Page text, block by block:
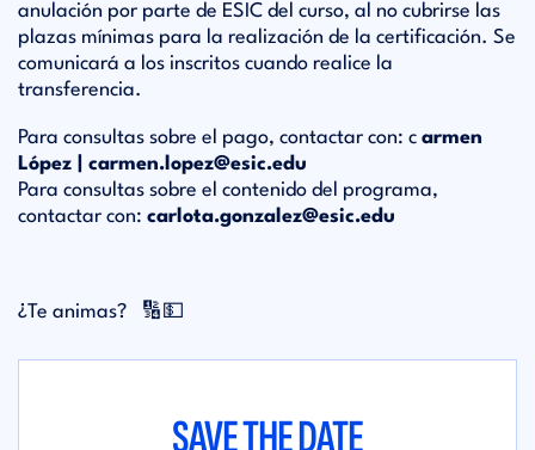
anulación por parte de ESIC del curso, al no cubrirse las
plazas mínimas para la realización de la certificación. Se
comunicará a los inscritos cuando realice la
transferencia.
Para consultas sobre el pago, contactar con: c armen
López | carmen.lopez@esic.edu
Para consultas sobre el contenido del programa,
contactar con: carlota.gonzalez@esic.edu
¿Te animas? 🔢💵
SAVE THE DATE